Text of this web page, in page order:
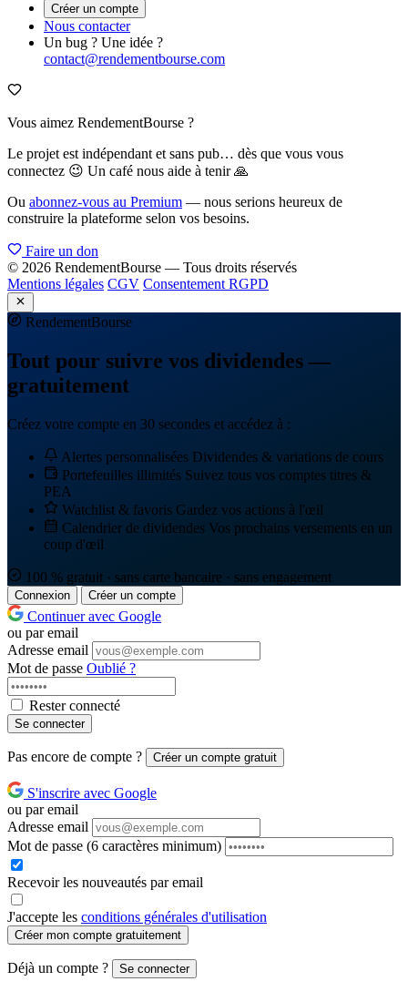
Créer un compte
Nous contacter
Un bug ? Une idée ?
contact@rendementbourse.com
Vous aimez RendementBourse ?
Le projet est indépendant et sans pub… dès que vous vous
connectez 😉 Un café nous aide à tenir 🙏
Ou abonnez-vous au Premium — nous serions heureux de
construire la plateforme selon vos besoins.
Faire un don
© 2026 RendementBourse — Tous droits réservés
Mentions légales CGV Consentement RGPD
RendementBourse
Tout pour suivre vos dividendes —
gratuitement
Créez votre compte en 30 secondes et accédez à :
Alertes personnalisées Dividendes & variations de cours
Portefeuilles illimités Suivez tous vos comptes titres &
PEA
Watchlist & favoris Gardez vos actions à l'œil
Calendrier de dividendes Vos prochains versements en un
coup d'œil
100 % gratuit · sans carte bancaire · sans engagement
Connexion Créer un compte
Continuer avec Google
ou par email
Adresse email
Mot de passe Oublié ?
Rester connecté
Se connecter
Pas encore de compte ? Créer un compte gratuit
S'inscrire avec Google
ou par email
Adresse email
Mot de passe (6 caractères minimum)
Recevoir les nouveautés par email
J'accepte les conditions générales d'utilisation
Créer mon compte gratuitement
Déjà un compte ? Se connecter